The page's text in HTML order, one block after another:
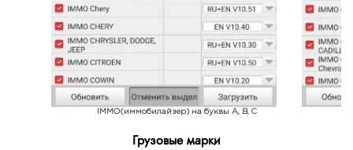
IMMO(иммобилайзер) на буквы A, B, C
Грузовые марки